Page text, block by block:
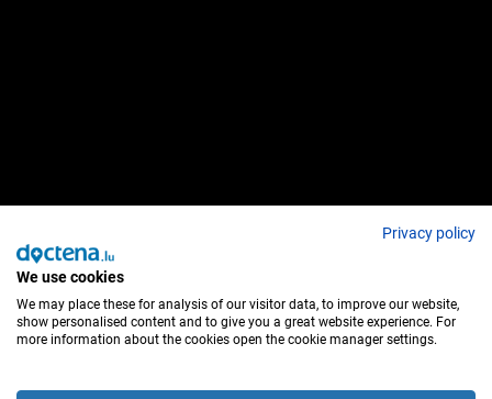
Privacy policy
We use cookies
We may place these for analysis of our visitor data, to improve our website,
show personalised content and to give you a great website experience. For
more information about the cookies open the cookie manager settings.